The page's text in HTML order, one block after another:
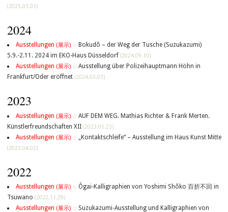
(2025.03.03)
2024
Ausstellungen (展示) ◇ Bokudô – der Weg der Tusche (Suzukazumi)
5.9.-2.11. 2024 im EKO-Haus Düsseldorf (2024.09.10)
Ausstellungen (展示) ◇ Ausstellung über Polizeihauptmann Höhn in
Frankfurt/Oder eröffnet (2024.03.03)
2023
Ausstellungen (展示) ◇ AUF DEM WEG. Mathias Richter & Frank Merten.
Künstlerfreundschaften XII (2023.05.23)
Ausstellungen (展示) ◇ „Kontaktschleife“ – Ausstellung im Haus Kunst Mitte
(2023.04.02)
2022
Ausstellungen (展示) ◇ Ôgai-Kalligraphien von Yoshimi Shôko 百折不回 in
Tsuwano (2022.11.29)
Ausstellungen (展示) ◇ Suzukazumi-Ausstellung und Kalligraphien von